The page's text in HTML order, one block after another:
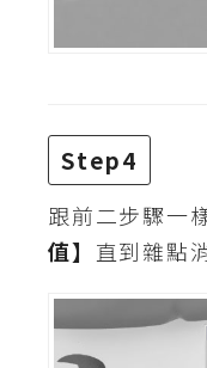
Step4
跟前二步驟一
值】 直到雜點